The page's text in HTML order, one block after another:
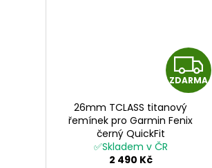
Z
D
ZDARMA
26mm TCLASS titanový
řemínek pro Garmin Fenix
černý QuickFit
✅Skladem v ČR
2 490 Kč